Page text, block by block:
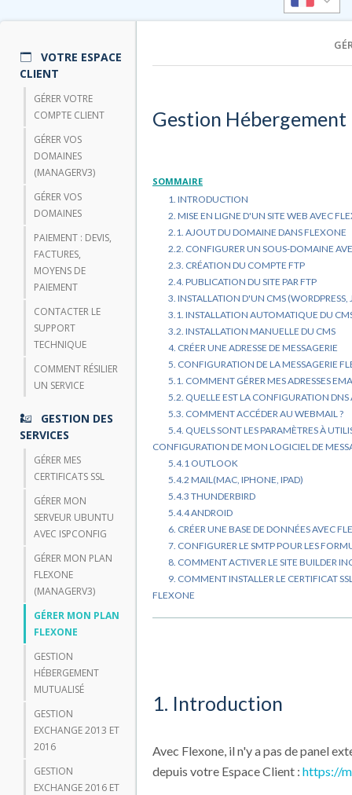
VOTRE ESPACE
CLIENT
GÉRER VOTRE
COMPTE CLIENT
GÉRER VOS
DOMAINES
(MANAGERV3)
GÉRER VOS
DOMAINES
PAIEMENT : DEVIS,
FACTURES,
MOYENS DE
PAIEMENT
CONTACTER LE
SUPPORT
TECHNIQUE
COMMENT RÉSILIER
UN SERVICE
GESTION DES
SERVICES
GÉRER MES
CERTIFICATS SSL
GÉRER MON
SERVEUR UBUNTU
AVEC ISPCONFIG
GÉRER MON PLAN
FLEXONE
(MANAGERV3)
GÉRER MON PLAN
FLEXONE
GESTION
HÉBERGEMENT
MUTUALISÉ
GESTION
EXCHANGE 2013 ET
2016
GESTION
EXCHANGE 2016 ET
Gestion Hébergement
1. INTRODUCTION
2. MISE EN LIGNE D'UN SITE WEB AVEC
2.1. AJOUT DU DOMAINE DANS FLEXONE
2.2. CONFIGURER UN SOUS-DOMAINE
2.3. CRÉATION DU COMPTE FTP
2.4. PUBLICATION DU SITE PAR FTP
3. INSTALLATION D'UN CMS
3.1. INSTALLATION AUTOMATIQUE DU
3.2. INSTALLATION MANUELLE DU CMS
4. CRÉER UNE ADRESSE DE MESSAGERIE
5. CONFIGURATION DE LA MESSAGERIE
5.1. COMMENT GÉRER MES ADRESSES
5.2. QUELLE EST LA CONFIGURATION DNS
5.3. COMMENT ACCÉDER AU WEBMAIL ?
5.4. QUELS SONT LES PARAMÈTRES À
CONFIGURATION DE MON LOGICIEL DE
5.4.1 OUTLOOK
5.4.2 MAIL(MAC, IPHONE, IPAD)
5.4.3 THUNDERBIRD
5.4.4 ANDROID
6. CRÉER UNE BASE DE DONNÉES AVEC
7. CONFIGURER LE SMTP POUR LES
8. COMMENT ACTIVER LE SITE BUILDER
9. COMMENT INSTALLER LE CERTIFICAT
FLEXONE
1. Introduction
Avec Flexone, il n'y a pas de panel
depuis votre Espace Client : https://